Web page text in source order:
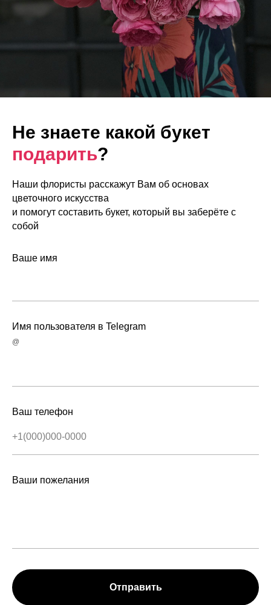
Не знаете какой букет
подарить?
Наши флористы расскажут Вам об основах
цветочного искусства
и помогут составить букет, который вы заберёте с
собой
Ваше имя
Имя пользователя в Telegram
@
Ваш телефон
Ваши пожелания
Отправить